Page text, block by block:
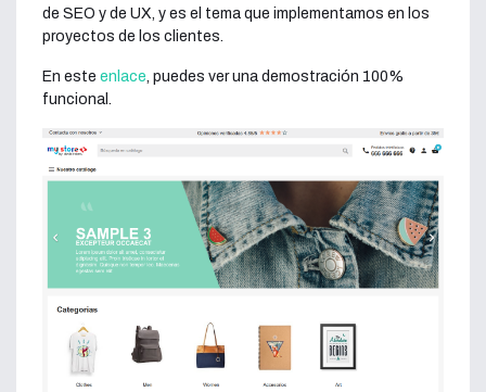
de SEO y de UX, y es el tema que implementamos en los
proyectos de los clientes.
En este enlace , puedes ver una demostración 100%
funcional.